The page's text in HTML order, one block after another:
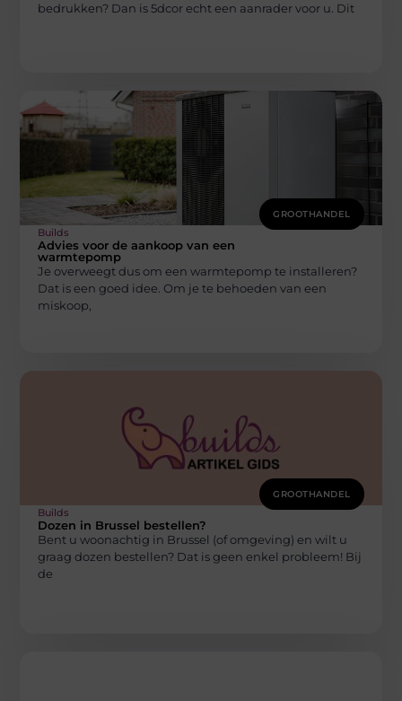
bedrukken? Dan is 5dcor echt een aanrader voor u. Dit
GROOTHANDEL
Builds
Advies voor de aankoop van een
warmtepomp
Je overweegt dus om een warmtepomp te installeren?
Dat is een goed idee. Om je te behoeden van een
miskoop,
GROOTHANDEL
Builds
Dozen in Brussel bestellen?
Bent u woonachtig in Brussel (of omgeving) en wilt u
graag dozen bestellen? Dat is geen enkel probleem! Bij
de